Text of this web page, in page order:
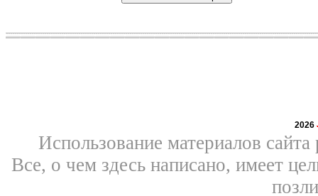
2026
Использование материалов
Все, о чем здесь написано, имеет